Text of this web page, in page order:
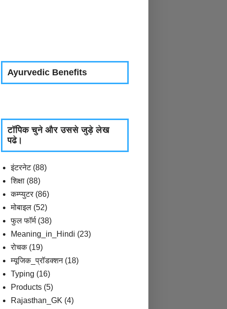
Ayurvedic Benefits
टॉपिक चुने और उससे जुड़े लेख
पढे।
इंटरनेट (88)
शिक्षा (88)
कम्प्युटर (86)
मोबाइल (52)
फुल फॉर्म (38)
Meaning_in_Hindi (23)
रोचक (19)
म्यूजिक_प्रॉडक्शन (18)
Typing (16)
Products (5)
Rajasthan_GK (4)